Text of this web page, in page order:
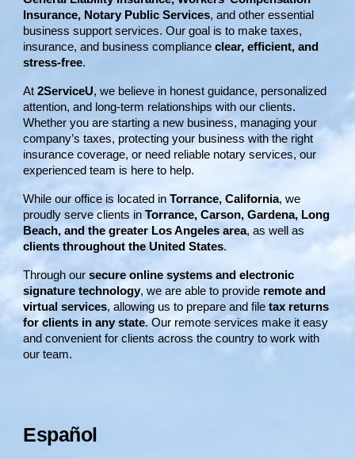
Insurance, Notary Public Services, and other essential
business support services. Our goal is to make taxes,
insurance, and business complianceclear, efficient, and
stress-free.
At2ServiceU, we believe in honest guidance, personalized
attention, and long-term relationships with our clients.
Whether you are starting a new business, managing your
company’s taxes, protecting your business with the right
insurance coverage, or need reliable notary services, our
experienced team is here to help.
While our office is located inTorrance, California, we
proudly serve clients inTorrance, Carson, Gardena, Long
Beach, and the greater Los Angeles area, as well as
clients throughout the United States.
Through oursecure online systems and electronic
signature technology, we are able to provide remote and
virtual services, allowing us to prepare and filetax returns
for clients in any state. Our remote services make it easy
and convenient for clients across the country to work with
our team.
Español